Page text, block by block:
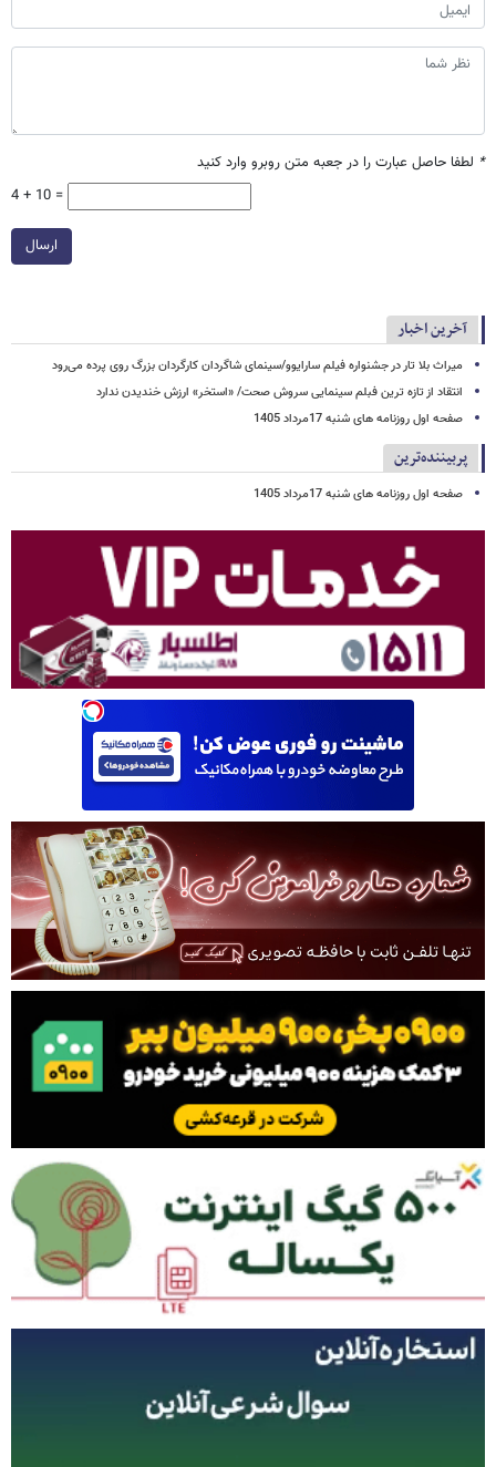
* لطفا حاصل عبارت را در جعبه متن روبرو وارد کنید
4 + 10 =
ارسال
آخرین اخبار
میراث بلا تار در جشنواره فیلم سارایوو/سینمای شاگردان کارگردان بزرگ روی پرده می‌رود
انتقاد از تازه ترین فبلم سینمایی سروش صحت/ «استخر» ارزش خندیدن ندارد
صفحه اول روزنامه های شنبه 17مرداد 1405
پربیننده‌ترین
صفحه اول روزنامه های شنبه 17مرداد 1405